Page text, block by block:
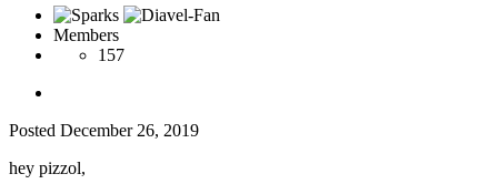
Members
157
Posted December 26, 2019
hey pizzol,